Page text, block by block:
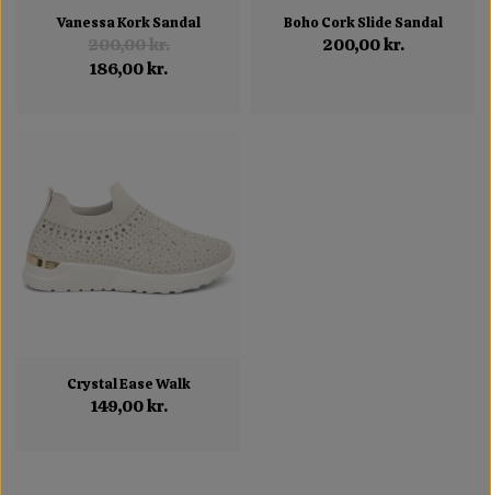
Vanessa Kork Sandal
200,00 kr.
186,00 kr.
Boho Cork Slide Sandal
200,00 kr.
Crystal Ease Walk
149,00 kr.